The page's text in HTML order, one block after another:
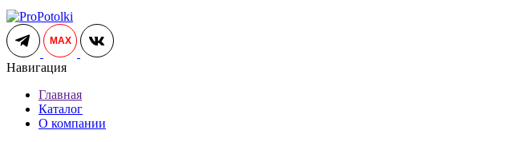
MAX
Навигация
Главная
Каталог
О компании